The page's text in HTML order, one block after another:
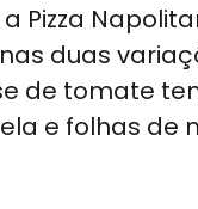
Pizza
duas
de tomate
e folhas de